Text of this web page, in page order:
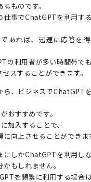
ものです。
仕事でChatGPTを利用す
あれば、迅速に応答を
の利用者が多い時間帯でも
スすることができます。
ら、ビジネスでChatGPT
おすすめです。
加入することで、
向上させることができま
にしかChatGPTを利用しな
もしれません。
を頻繁に利用する場合は